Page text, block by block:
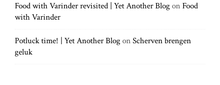
Food with Varinder revisited | Yet Another BlogonFood
with Varinder
Potluck time! | Yet Another BlogonScherven brengen
geluk